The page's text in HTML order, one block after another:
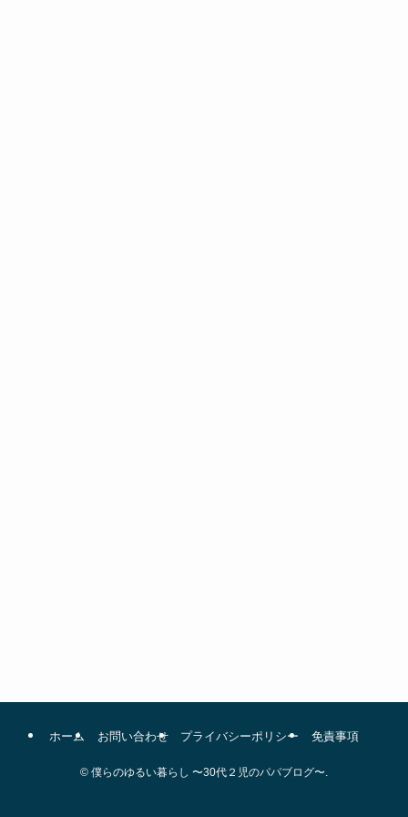
ホーム お問い合わせ プライバシーポリシー 免責事項
© 僕らのゆるい暮らし 〜30代２児のパパブログ〜.